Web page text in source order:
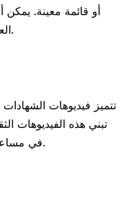
أو قائمة معينة.
العملاء، ونظرة عامة على الخدمات المقدمة.
تتميز فيديوهات
تبني هذه الفيديوهات
في مساعدة العملاء في العثور على منازل أحلامهم.